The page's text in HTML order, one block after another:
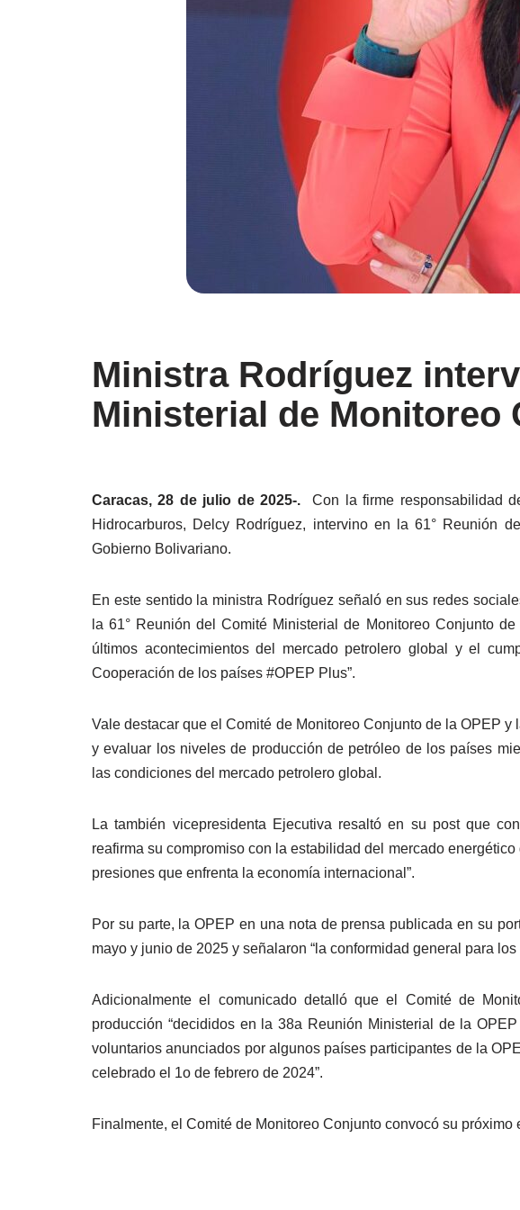
Ministra Rodríguez
Ministerial de Monitoreo
Caracas, 28 de julio de 2025-.Con la firme responsabilidad
Hidrocarburos, Delcy Rodríguez, intervino en la 61° Reunión
Gobierno Bolivariano.
En este sentido la ministra Rodríguez señaló en sus redes
la 61° Reunión del Comité Ministerial de Monitoreo Conjunto
últimos acontecimientos del mercado petrolero global y el
Cooperación de los países #OPEP Plus”.
Vale destacar que el Comité de Monitoreo Conjunto de la OPEP y
y evaluar los niveles de producción de petróleo de los países
las condiciones del mercado petrolero global.
La también vicepresidenta Ejecutiva resaltó en su post que
reafirma su compromiso con la estabilidad del mercado
presiones que enfrenta la economía internacional”.
Por su parte, la OPEP en una nota de prensa publicada en su
mayo y junio de 2025 y señalaron “la conformidad general para
Adicionalmente el comunicado detalló que el Comité de
producción “decididos en la 38a Reunión Ministerial de la
voluntarios anunciados por algunos países participantes de la
celebrado el 1o de febrero de 2024”.
Finalmente, el Comité de Monitoreo Conjunto convocó su